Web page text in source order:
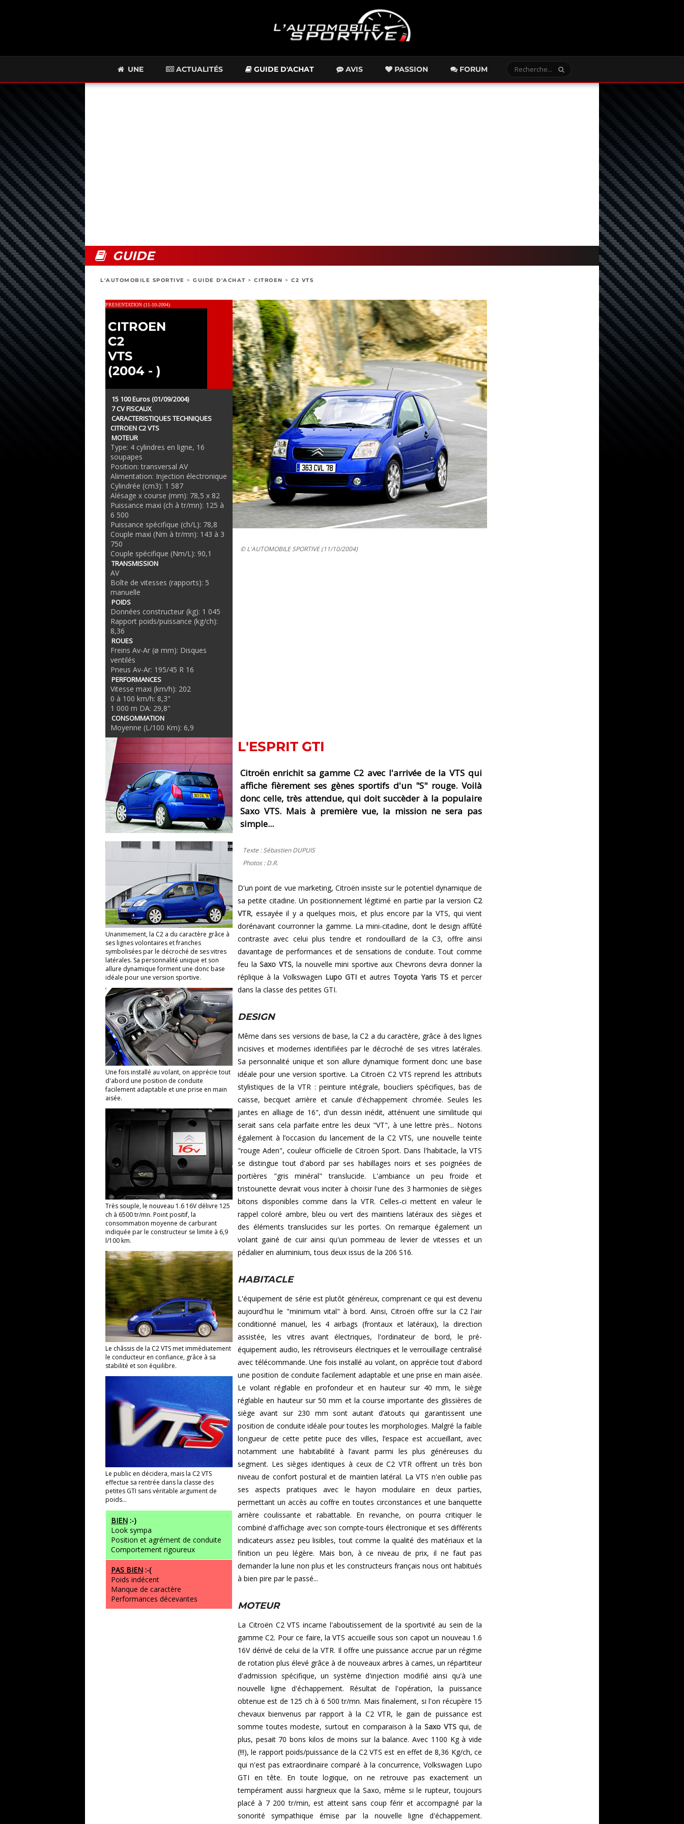
UNE ACTUALITÉS GUIDE D'ACHAT AVIS PASSION FORUM
GUIDE
L'AUTOMOBILE SPORTIVE > GUIDE D'ACHAT > CITROEN > C2 VTS
PRESENTATION (11-10-2004)
CITROEN
C2
VTS
(2004 - )
15 100 Euros (01/09/2004)
7 CV FISCAUX
CARACTERISTIQUES TECHNIQUES
CITROEN C2 VTS
MOTEUR
Type: 4 cylindres en ligne, 16
soupapes
Position: transversal AV
Alimentation: Injection électronique
Cylindrée (cm3): 1 587
Alésage x course (mm): 78,5 x 82
Puissance maxi (ch à tr/mn): 125 à
6 500
Puissance spécifique (ch/L): 78,8
Couple maxi (Nm à tr/mn): 143 à 3
750
Couple spécifique (Nm/L): 90,1
TRANSMISSION
AV
Boîte de vitesses (rapports): 5
manuelle
POIDS
Données constructeur (kg): 1 045
Rapport poids/puissance (kg/ch):
8,36
ROUES
Freins Av-Ar (ø mm): Disques
ventilés
Pneus Av-Ar: 195/45 R 16
PERFORMANCES
Vitesse maxi (km/h): 202
0 à 100 km/h: 8,3"
1 000 m DA: 29,8"
CONSOMMATION
Moyenne (L/100 Km): 6,9
Unanimement, la C2 a du caractère grâce à
ses lignes volontaires et franches
symbolisées par le décroché de ses vitres
latérales. Sa personnalité unique et son
allure dynamique forment une donc base
idéale pour une version sportive.
Une fois installé au volant, on apprécie tout
d'abord une position de conduite
facilement adaptable et une prise en main
aisée.
Très souple, le nouveau 1.6 16V délivre 125
ch à 6500 tr/mn. Point positif, la
consommation moyenne de carburant
indiquée par le constructeur se limite à 6,9
l/100 km.
Le châssis de la C2 VTS met immédiatement
le conducteur en confiance, grâce à sa
stabilité et son équilibre.
Le public en décidera, mais la C2 VTS
effectue sa rentrée dans la classe des
petites GTI sans véritable argument de
poids...
BIEN :-)
Look sympa
Position et agrément de conduite
Comportement rigoureux
PAS BIEN :-(
Poids indécent
Manque de caractère
Performances décevantes
© L'AUTOMOBILE SPORTIVE (11/10/2004)
L'ESPRIT GTI
Citroën enrichit sa gamme C2 avec l'arrivée de la VTS qui
affiche fièrement ses gènes sportifs d'un "S" rouge. Voilà
donc celle, très attendue, qui doit succèder à la populaire
Saxo VTS. Mais à première vue, la mission ne sera pas
simple...
Texte : Sébastien DUPUIS
Photos : D.R.
D'un point de vue marketing, Citroën insiste sur le potentiel dynamique de
sa petite citadine. Un positionnement légitimé en partie par la version C2
VTR, essayée il y a quelques mois, et plus encore par la VTS, qui vient
dorénavant courronner la gamme. La mini-citadine, dont le design affûté
contraste avec celui plus tendre et rondouillard de la C3, offre ainsi
davantage de performances et de sensations de conduite. Tout comme
feu la Saxo VTS, la nouvelle mini sportive aux Chevrons devra donner la
réplique à la Volkswagen Lupo GTIet autres Toyota Yaris TSet percer
dans la classe des petites GTI.
DESIGN
Même dans ses versions de base, la C2 a du caractère, grâce à des lignes
incisives et modernes identifiées par le décroché de ses vitres latérales.
Sa personnalité unique et son allure dynamique forment donc une base
idéale pour une version sportive. La Citroën C2 VTS reprend les attributs
stylistiques de la VTR : peinture intégrale, boucliers spécifiques, bas de
caisse, becquet arrière et canule d'échappement chromée. Seules les
jantes en alliage de 16", d'un dessin inédit, atténuent une similitude qui
serait sans cela parfaite entre les deux "VT", à une lettre près... Notons
également à l’occasion du lancement de la C2 VTS, une nouvelle teinte
"rouge Aden", couleur officielle de Citroën Sport. Dans l'habitacle, la VTS
se distingue tout d'abord par ses habillages noirs et ses poignées de
portières "gris minéral" translucide. L'ambiance un peu froide et
tristounette devrait vous inciter à choisir l'une des 3 harmonies de sièges
bitons disponibles comme dans la VTR. Celles-ci mettent en valeur le
rappel coloré ambre, bleu ou vert des maintiens latéraux des sièges et
des éléments translucides sur les portes. On remarque également un
volant gainé de cuir ainsi qu'un pommeau de levier de vitesses et un
pédalier en aluminium, tous deux issus de la 206 S16.
HABITACLE
L'équipement de série est plutôt généreux, comprenant ce qui est devenu
aujourd'hui le "minimum vital" à bord. Ainsi, Citroën offre sur la C2 l'air
conditionné manuel, les 4 airbags (frontaux et latéraux), la direction
assistée, les vitres avant électriques, l'ordinateur de bord, le pré-
équipement audio, les rétroviseurs électriques et le verrouillage centralisé
avec télécommande. Une fois installé au volant, on apprécie tout d'abord
une position de conduite facilement adaptable et une prise en main aisée.
Le volant réglable en profondeur et en hauteur sur 40 mm, le siège
réglable en hauteur sur 50 mm et la course importante des glissières de
siège avant sur 230 mm sont autant d’atouts qui garantissent une
position de conduite idéale pour toutes les morphologies. Malgré la faible
longueur de cette petite puce des villes, l’espace est accueillant, avec
notamment une habitabilité à l’avant parmi les plus généreuses du
segment. Les sièges identiques à ceux de C2 VTR offrent un très bon
niveau de confort postural et de maintien latéral. La VTS n'en oublie pas
ses aspects pratiques avec le hayon modulaire en deux parties,
permettant un accès au coffre en toutes circonstances et une banquette
arrière coulissante et rabattable. En revanche, on pourra critiquer le
combiné d'affichage avec son compte-tours électronique et ses différents
indicateurs assez peu lisibles, tout comme la qualité des matériaux et la
finition un peu légère. Mais bon, à ce niveau de prix, il ne faut pas
demander la lune non plus et les constructeurs français nous ont habitués
à bien pire par le passé...
MOTEUR
La Citroën C2 VTS incarne l'aboutissement de la sportivité au sein de la
gamme C2. Pour ce faire, la VTS accueille sous son capot un nouveau 1.6
16V dérivé de celui de la VTR. Il offre une puissance accrue par un régime
de rotation plus élevé grâce à de nouveaux arbres à cames, un répartiteur
d'admission spécifique, un système d'injection modifié ainsi qu'à une
nouvelle ligne d'échappement. Résultat de l'opération, la puissance
obtenue est de 125 ch à 6 500 tr/mn. Mais finalement, si l'on récupère 15
chevaux bienvenus par rapport à la C2 VTR, le gain de puissance est
somme toutes modeste, surtout en comparaison à la Saxo VTSqui, de
plus, pesait 70 bons kilos de moins sur la balance. Avec 1100 Kg à vide
(!!!), le rapport poids/puissance de la C2 VTS est en effet de 8,36 Kg/ch, ce
qui n'est pas extraordinaire comparé à la concurrence, Volkswagen Lupo
GTI en tête. En toute logique, on ne retrouve pas exactement un
tempérament aussi hargneux que la Saxo, même si le rupteur, toujours
placé à 7 200 tr/min, est atteint sans coup férir et accompagné par la
sonorité sympathique émise par la nouvelle ligne d'échappement.